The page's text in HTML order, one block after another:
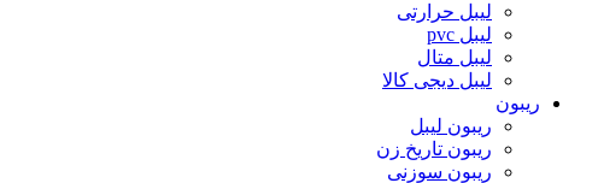
لیبل حرارتی
لیبل pvc
لیبل متال
لیبل دیجی کالا
ریبون
ریبون لیبل
ریبون تاریخ زن
ریبون سوزنی